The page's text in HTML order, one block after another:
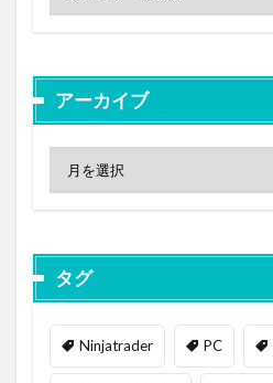
アーカイブ
タグ
Ninjatrader PC